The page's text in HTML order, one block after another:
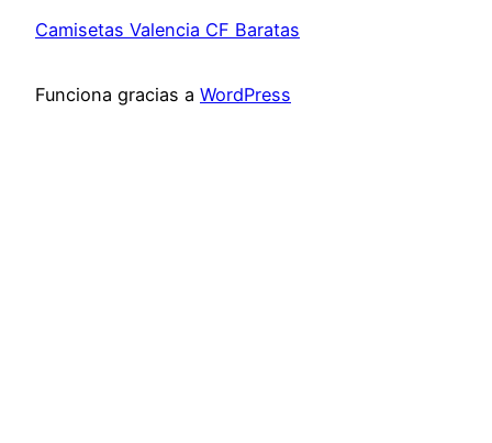
Camisetas Valencia CF Baratas
Funciona gracias a WordPress